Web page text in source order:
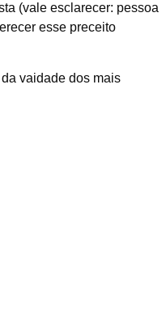
(vale esclarecer: pessoa
esse preceito
vaidade dos mais